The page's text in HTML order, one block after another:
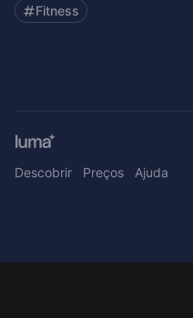
Fitness
Descobrir Preços Ajuda